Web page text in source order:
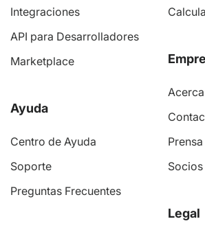
Integraciones
API para Desarrolladores
Marketplace
Ayuda
Centro de Ayuda
Soporte
Preguntas Frecuentes
Prensa
Socios
Legal